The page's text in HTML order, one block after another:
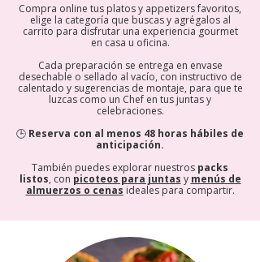
Compra online tus platos y appetizers favoritos,
elige la categoría que buscas y agrégalos al
carrito para disfrutar una experiencia gourmet
en casa u oficina.
Cada preparación se entrega en envase
desechable o sellado al vacío, con instructivo de
calentado y sugerencias de montaje, para que te
luzcas como un Chef en tus juntas y
celebraciones.
🕒 Reserva con al menos 48 horas hábiles de
anticipación.
También puedes explorar nuestros packs
listos, con picoteos para juntas y menús de
almuerzos o cenas ideales para compartir.